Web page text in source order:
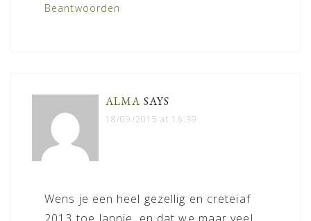
Beantwoorden
ALMA SAYS
18/09/2015 at 16:39
Wens je een heel gezellig en creteiaf